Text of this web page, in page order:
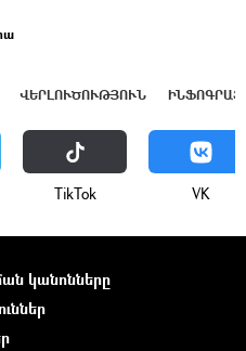
ՎԵՐԼՈՒԾՈՒԹՅՈՒՆ
ТikТоk VK
կանոնները